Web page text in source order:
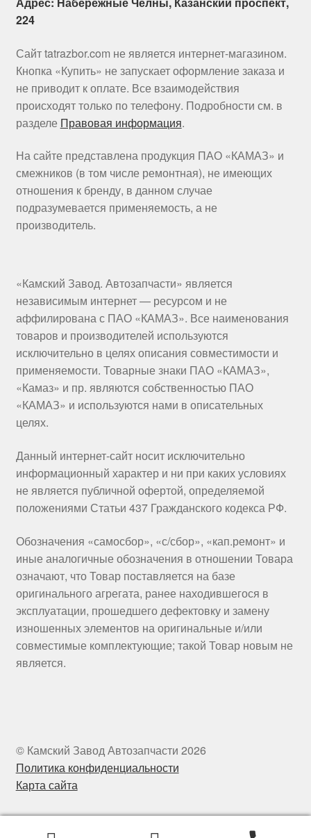
224
Сайт tatrazbor.com не является интернет-магазином.
Кнопка «Купить» не запускает оформление заказа и
не приводит к оплате. Все взаимодействия
происходят только по телефону. Подробности см. в
разделе Правовая информация.
На сайте представлена продукция ПАО «КАМАЗ» и
смежников (в том числе ремонтная), не имеющих
отношения к бренду, в данном случае
подразумевается применяемость, а не
производитель.
«Камский Завод. Автозапчасти» является
независимым интернет — ресурсом и не
аффилирована с ПАО «КАМАЗ». Все наименования
товаров и производителей используются
исключительно в целях описания совместимости и
применяемости. Товарные знаки ПАО «КАМАЗ»,
«Камаз» и пр. являются собственностью ПАО
«КАМАЗ» и используются нами в описательных
целях.
Данный интернет-сайт носит исключительно
информационный характер и ни при каких условиях
не является публичной офертой, определяемой
положениями Статьи 437 Гражданского кодекса РФ.
Обозначения «самосбор», «с/сбор», «кап.ремонт» и
иные аналогичные обозначения в отношении Товара
означают, что Товар поставляется на базе
оригинального агрегата, ранее находившегося в
эксплуатации, прошедшего дефектовку и замену
изношенных элементов на оригинальные и/или
совместимые комплектующие; такой Товар новым не
является.
© Камский Завод Автозапчасти 2026
Политика конфиденциальности
Карта сайта